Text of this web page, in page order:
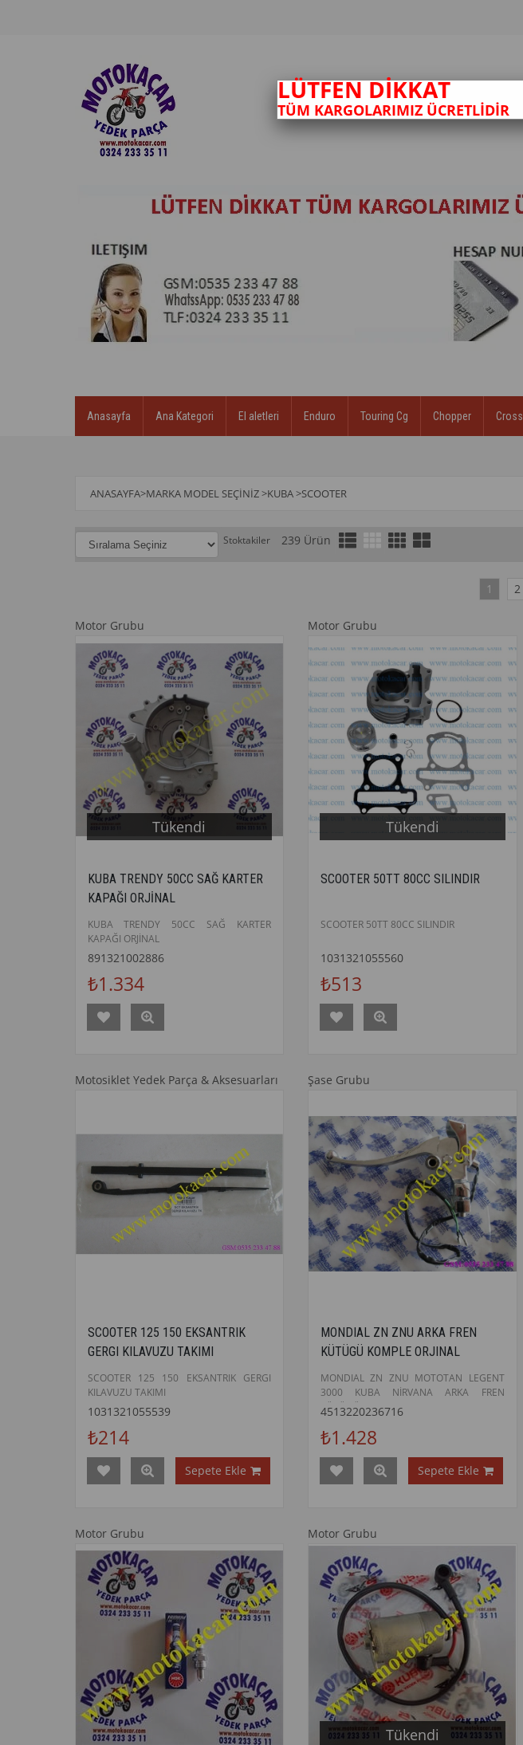
Anasayfa Ana Kategori El aletleri Enduro Touring Cg Chopper Cross
ANASAYFA>MARKA MODEL SEÇINIZ>KUBA>SCOOTER
Stoktakiler 239 Ürün
1 2
Motor Grubu
Tükendi
KUBA TRENDY 50CC SAĞ KARTER
KAPAĞI ORJİNAL
KUBA TRENDY 50CC SAĞ KARTER
KAPAĞI ORJİNAL
891321002886
₺1.334
Motor Grubu
Tükendi
SCOOTER 50TT 80CC SILINDIR
SCOOTER 50TT 80CC SILINDIR
1031321055560
₺513
Motosiklet Yedek Parça & Aksesuarları
SCOOTER 125 150 EKSANTRIK
GERGI KILAVUZU TAKIMI
SCOOTER 125 150 EKSANTRIK GERGI
KILAVUZU TAKIMI
1031321055539
₺214
Sepete Ekle
Şase Grubu
MONDIAL ZN ZNU ARKA FREN
KÜTÜGÜ KOMPLE ORJINAL
MONDIAL ZN ZNU MOTOTAN LEGENT
3000 KUBA NİRVANA ARKA FREN
KÜTÜGÜ KOMPLE ORJINAL
4513220236716
₺1.428
Sepete Ekle
Motor Grubu Motor Grubu
Tükendi
LÜTFEN DİKKAT
TÜM KARGOLARIMIZ ÜCRETLİDİR